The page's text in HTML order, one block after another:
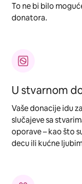
To ne bi bilo
donatora.
U stvarnom
Vaše donacije idu
slučajeve sa
oporave – kao što
decu ili kućne